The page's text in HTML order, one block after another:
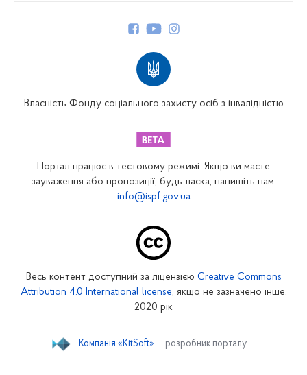
Закарпатське відділення
Запорізьке відділення
Кіровоградське відділення
Миколаївське відділення
Власність Фонду соціального захисту осіб з інвалідністю
Портал працює в тестовому режимі. Якщо ви маєте
зауваження або пропозиції, будь ласка, напишіть нам:
info@ispf.gov.ua
Весь контент доступний за ліцензією Creative Commons
Attribution 4.0 International license, якщо не зазначено інше.
2020 рік
Компанія «KitSoft» — розробник порталу